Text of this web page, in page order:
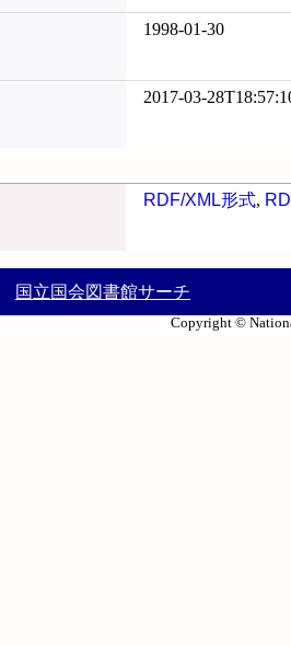
1998-01-30
2017-03-
RDF/XML形式,
国立国会図書館サーチ
Copyright ©